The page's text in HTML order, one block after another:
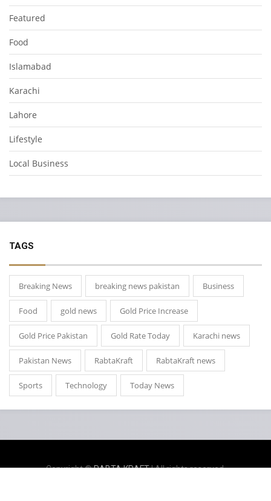
Featured
Food
Islamabad
Karachi
Lahore
Lifestyle
Local Business
TAGS
Breaking News breaking news pakistan Business
Food gold news Gold Price Increase
Gold Price Pakistan Gold Rate Today Karachi news
Pakistan News RabtaKraft RabtaKraft news
Sports Technology Today News
Copyright ©RABTA KRAFT| All rights reserved.